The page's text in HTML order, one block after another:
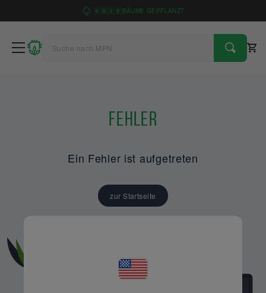
4 9 1 6 BÄUME GEPFLANZT
Fehler
Ein Fehler ist aufgetreten
zur Startseite